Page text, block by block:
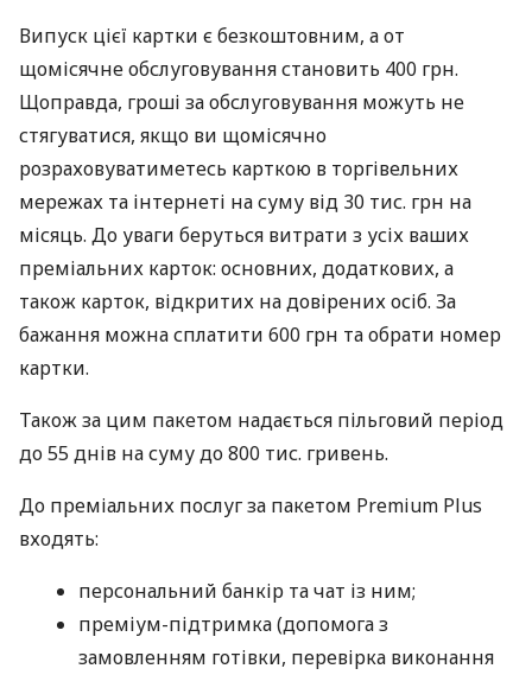
Випуск цієї картки є безкоштовним, а от
щомісячне обслуговування становить 400 грн.
Щоправда, гроші за обслуговування можуть не
стягуватися, якщо ви щомісячно
розраховуватиметесь карткою в торгівельних
мережах та інтернеті на суму від 30 тис. грн на
місяць. До уваги беруться витрати з усіх ваших
преміальних карток: основних, додаткових, а
також карток, відкритих на довірених осіб. За
бажання можна сплатити 600 грн та обрати номер
картки.
Також за цим пакетом надається пільговий період
до 55 днів на суму до 800 тис. гривень.
До преміальних послуг за пакетом Premium Plus
входять:
персональний банкір та чат із ним;
преміум-підтримка (допомога з
замовленням готівки, перевірка виконання